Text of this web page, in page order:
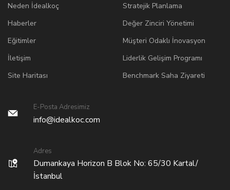
Neden İdealkoç
Haberler
Eğitimler
İletişim
Site Haritası
Stratejik Planlama
Değer Zinciri Yönetimi
Müşteri Odaklı İnovasyon
Liderlik Gelişim Programı
Benchmark Saha Ziyareti
E-Posta Adresimiz
info@idealkoc.com
Adres
Dumankaya Horizon B Blok No: 65/30 Kartal/
İstanbul